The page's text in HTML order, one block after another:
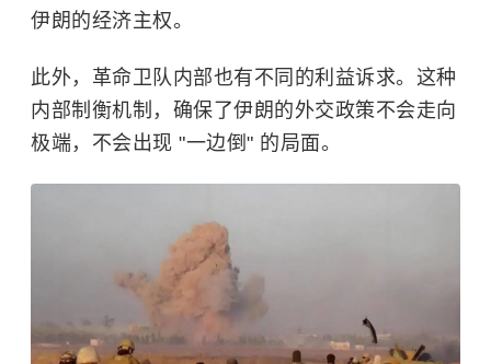
伊朗的经济主权。
此外，革命卫队内部也有不同的利益诉求。这种
内部制衡机制，确保了伊朗的外交政策不会走向
极端，不会出现 "一边倒" 的局面。